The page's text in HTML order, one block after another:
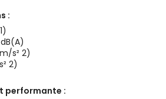
:
s² 2)
2)
performante :